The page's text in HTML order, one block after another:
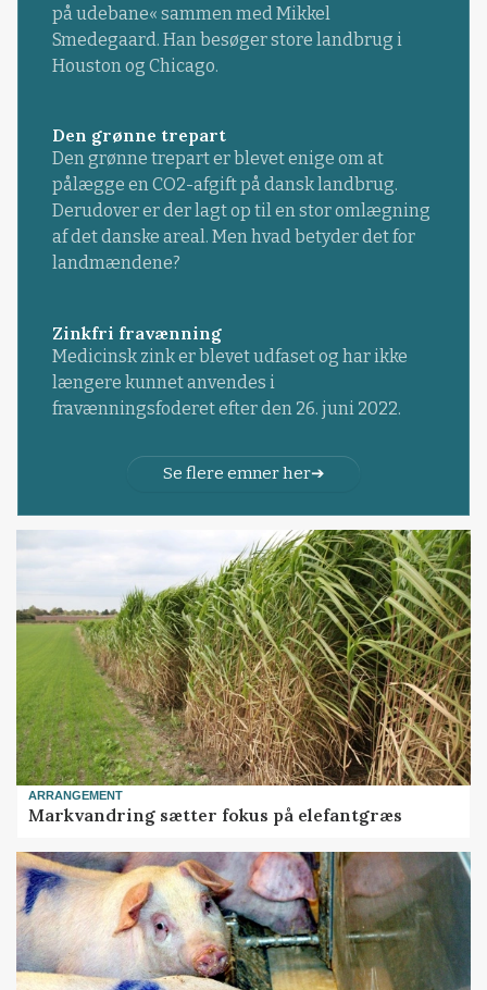
på udebane« sammen med Mikkel
Smedegaard. Han besøger store landbrug i
Houston og Chicago.
Den grønne trepart
Den grønne trepart er blevet enige om at
pålægge en CO2-afgift på dansk landbrug.
Derudover er der lagt op til en stor omlægning
af det danske areal. Men hvad betyder det for
landmændene?
Zinkfri fravænning
Medicinsk zink er blevet udfaset og har ikke
længere kunnet anvendes i
fravænningsfoderet efter den 26. juni 2022.
Se flere emner her
ARRANGEMENT
Markvandring sætter fokus på elefantgræs